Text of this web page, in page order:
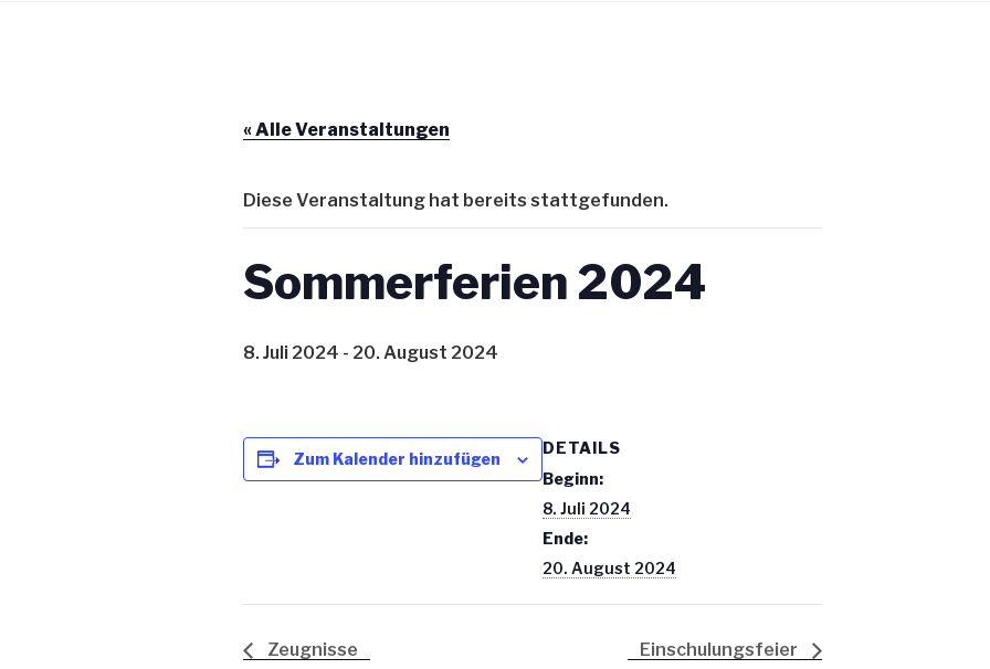
« Alle Veranstaltungen
Diese Veranstaltung hat bereits stattgefunden.
Sommerferien 2024
8. Juli 2024 - 20. August 2024
Zum Kalender hinzufügen
DETAILS
Beginn:
8. Juli 2024
Ende:
20. August 2024
Zeugnisse Einschulungsfeier